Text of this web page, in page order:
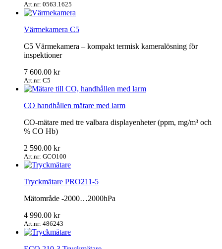
Art.nr: 0563.1625
Värmekamera C5
C5 Värmekamera – kompakt termisk kameralösning för
inspektioner
7 600.00 kr
Art.nr: C5
CO handhållen mätare med larm
CO-mätare med tre valbara displayenheter (ppm, mg/m³ och
% CO Hb)
2 590.00 kr
Art.nr: GCO100
Tryckmätare PRO211-5
Mätområde -2000…2000hPa
4 990.00 kr
Art.nr: 486243